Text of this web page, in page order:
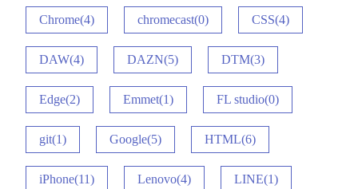
Chrome(4) chromecast(0) CSS(4)
DAW(4) DAZN(5) DTM(3)
Edge(2) Emmet(1) FL studio(0)
git(1) Google(5) HTML(6)
iPhone(11) Lenovo(4) LINE(1)